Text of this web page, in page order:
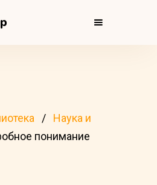
Наука и
понимание